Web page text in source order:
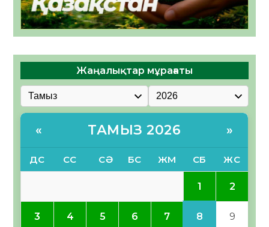
Жаңалықтар мұрағаты
« ТАМЫЗ 2026 »
ДС СС СӘ БС ЖМ СБ ЖС
1 2
3 4 5 6 7 8 9